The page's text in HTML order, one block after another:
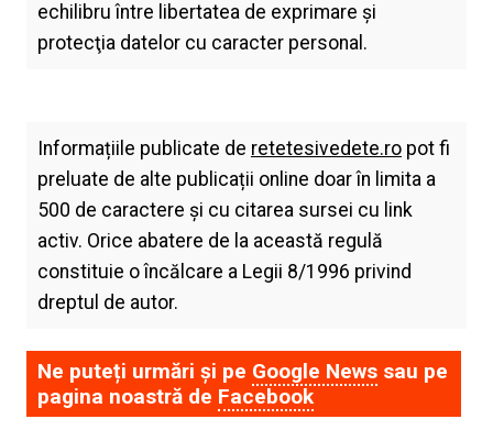
echilibru între libertatea de exprimare şi
protecţia datelor cu caracter personal.
Informațiile publicate de retetesivedete.ropot fi
preluate de alte publicații online doar în limita a
500 de caractere și cu citarea sursei cu link
activ. Orice abatere de la această regulă
constituie o încălcare a Legii 8/1996 privind
dreptul de autor.
Ne puteți urmări și pe Google Newssau pe
pagina noastră de Facebook